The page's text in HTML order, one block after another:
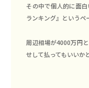
その中で個人的に面
ランキング』というペ
周辺相場が4000万円
せして払ってもいいか